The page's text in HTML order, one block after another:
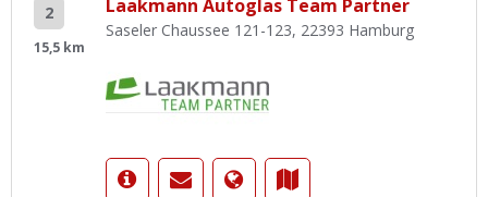
2
15,5 km
Laakmann Autoglas Team Partner
Saseler Chaussee 121-123, 22393 Hamburg